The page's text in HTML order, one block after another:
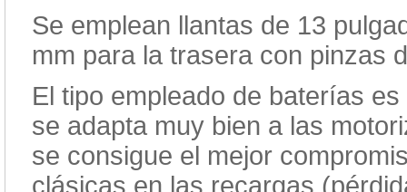
Se emplean llantas de 13
mm para la trasera con pinzas
El tipo empleado de baterías
se adapta muy bien a las
se consigue el mejor
clásicas en las recargas